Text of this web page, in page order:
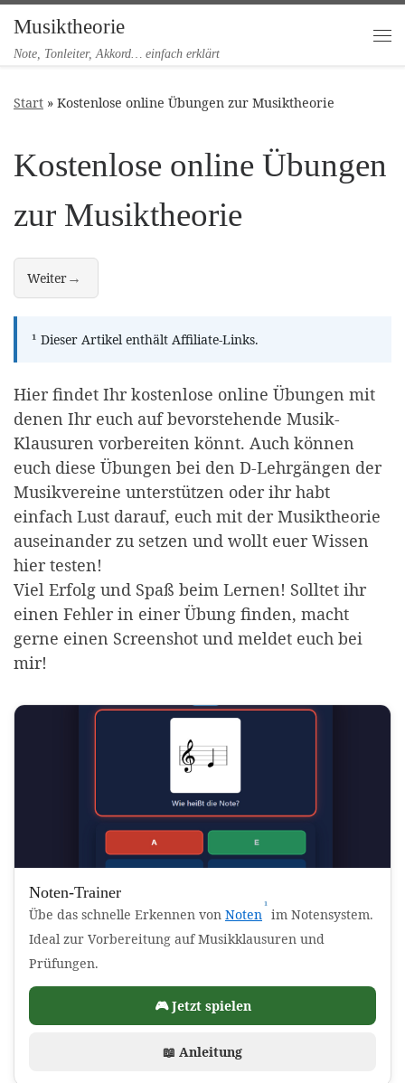
Zum Inhalt springen
Musiktheorie
Note, Tonleiter, Akkord… einfach erklärt
Start » Kostenlose online Übungen zur Musiktheorie
Kostenlose online Übungen
zur Musiktheorie
Weiter
"Noten-Trainer" online üben – kostenlos, ohne App, direkt im
→
¹ Dieser Artikel enthält Affiliate-Links.
Hier findet Ihr kostenlose online Übungen mit
denen Ihr euch auf bevorstehende Musik-
Klausuren vorbereiten könnt. Auch können
euch diese Übungen bei den D-Lehrgängen der
Musikvereine unterstützen oder ihr habt
einfach Lust darauf, euch mit der Musiktheorie
auseinander zu setzen und wollt euer Wissen
hier testen!
Viel Erfolg und Spaß beim Lernen! Solltet ihr
einen Fehler in einer Übung finden, macht
gerne einen Screenshot und meldet euch bei
mir!
Noten-Trainer
Übe das schnelle Erkennen von Noten (Affiliate-Link)
¹ im Notensystem.
Ideal zur Vorbereitung auf Musikklausuren und
Prüfungen.
🎮 Jetzt spielen
📖 Anleitung